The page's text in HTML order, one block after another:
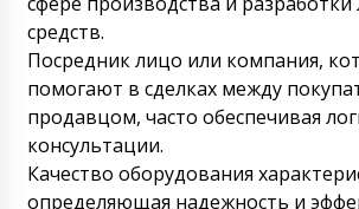
средств.
Посредник лицо или компания,
помогают в сделках между
продавцом, часто обеспечивая
консультации.
Качество оборудования
определяющая надежность и